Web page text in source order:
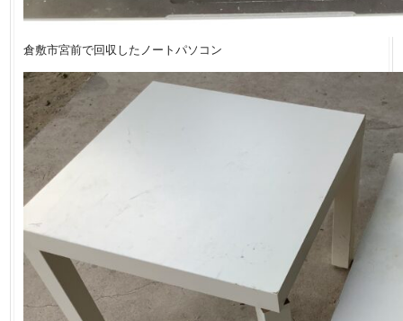
倉敷市宮前で回収したノートパソコン